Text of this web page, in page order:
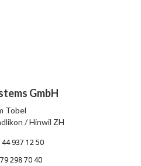
GmbH
Tobel
/ Hinwil ZH
44 937 12 50
298 70 40